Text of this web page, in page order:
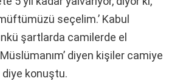
seçelim.’ Kabul
şartlarda camilerde el
diyen kişiler camiye
diye konuştu.